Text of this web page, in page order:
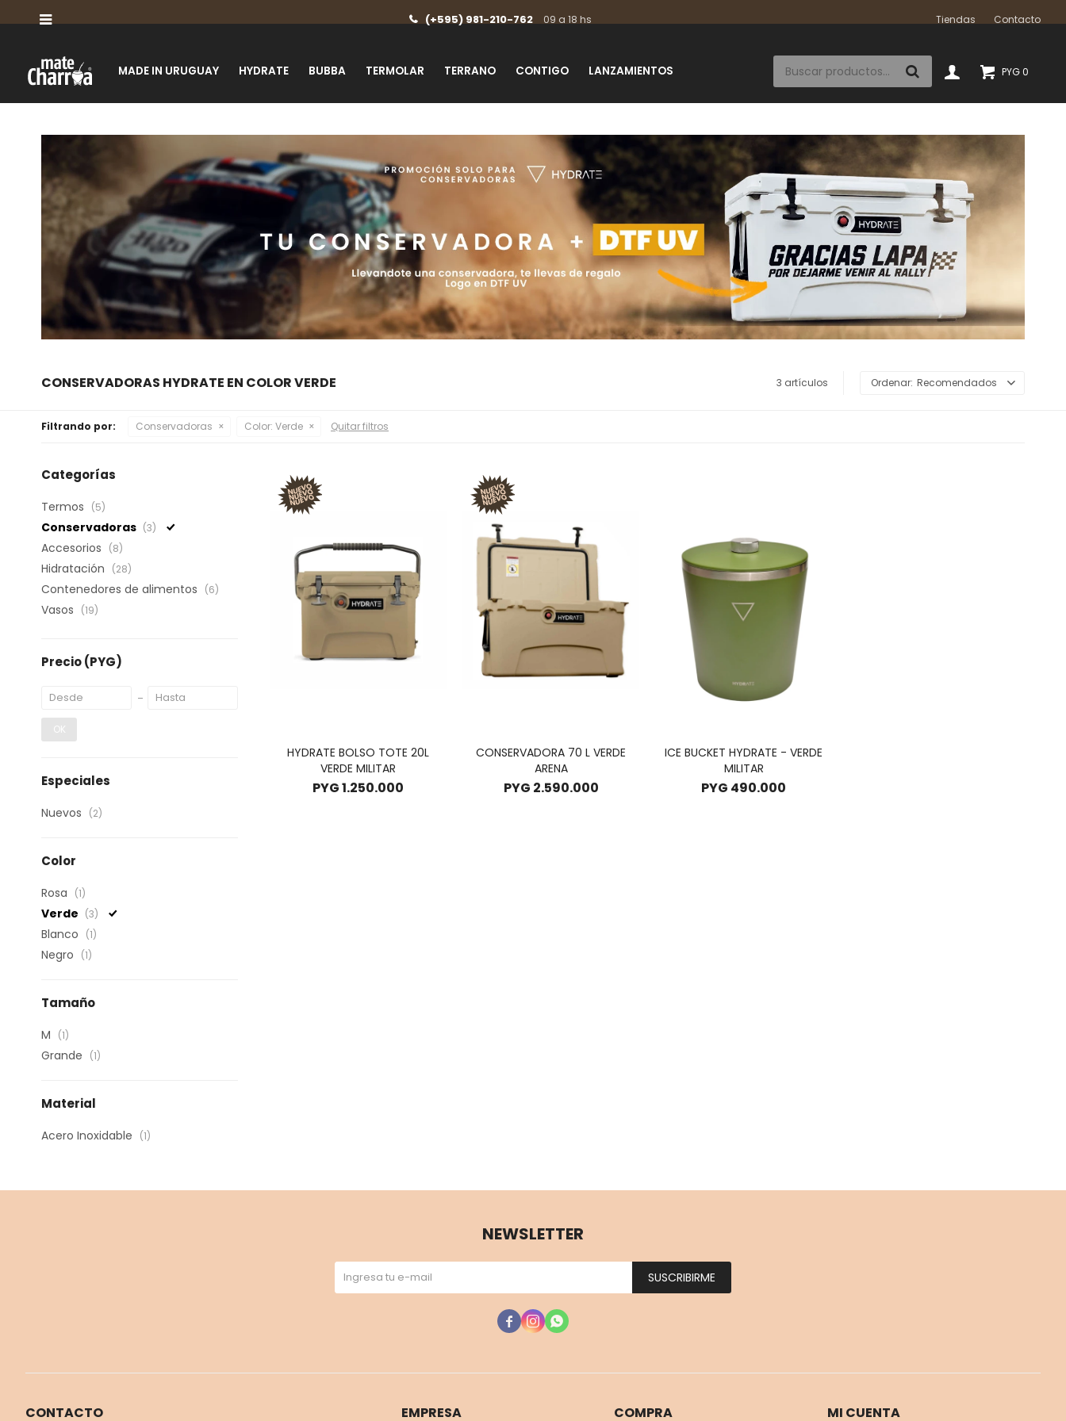
MADE IN URUGUAY HYDRATE BUBBA TERMOLAR TERRANO CONTIGO LANZAMIENTOS PYG0
(+595) 981-210-762 09 a 18 hs Tiendas Contacto

CONSERVADORAS HYDRATE EN COLOR VERDE 3 artículos Recomendados
Filtrando por: Conservadoras Color: Verde Quitar filtros
HYDRATE BOLSO TOTE 20L
VERDE MILITAR
PYG1.250.000
CONSERVADORA 70 L VERDE
ARENA
PYG 2.590.000
ICE BUCKET HYDRATE - VERDE
MILITAR
PYG 490.000
Categorías
Termos (5)
Conservadoras (3)
Accesorios (8)
Hidratación (28)
Contenedores de alimentos (6)
Vasos (19)
Precio(PYG)
OK
Especiales
Nuevos (2)
Color
Rosa (1)
Verde (3)
Blanco (1)
Negro (1)
Tamaño
M (1)
Grande (1)
Material
Acero Inoxidable (1)
CONTACTO EMPRESA COMPRA MI CUENTA
NEWSLETTER
SUSCRIBIRME
  